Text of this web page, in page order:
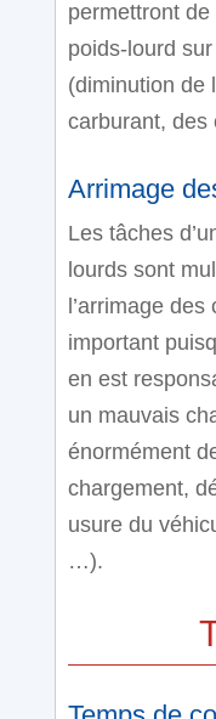
permettront de
poids-lourd
(diminution de
carburant,
Arrimage
Les tâches
lourds sont
l’arrimage
important
en est
un mauvais
énormément
chargement,
usure du
…).